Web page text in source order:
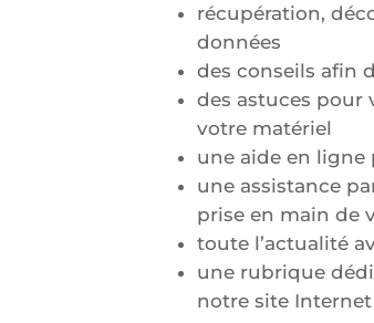
récupération,
données
des conseils afin
des astuces pour
votre matériel
une aide en ligne
une assistance
prise en main de
toute l’actualité
une rubrique
notre site Internet